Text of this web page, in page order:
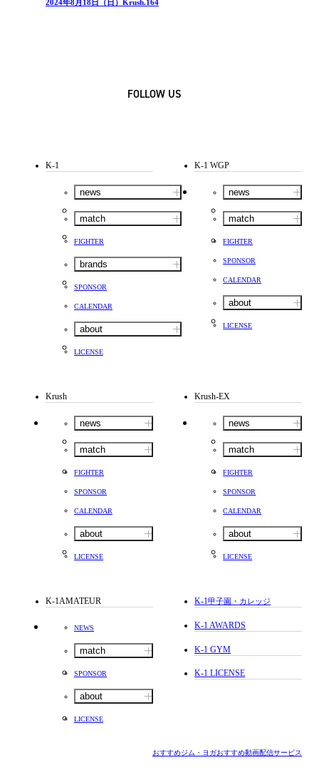
2024年8月18日（日）Krush.164
FOLLOW US
K-1
news
match
FIGHTER
brands
SPONSOR
CALENDAR
about
LICENSE
K-1 WGP
news
match
FIGHTER
SPONSOR
CALENDAR
about
LICENSE
Krush
news
match
FIGHTER
SPONSOR
CALENDAR
about
LICENSE
Krush-EX
news
match
FIGHTER
SPONSOR
CALENDAR
about
LICENSE
K-1AMATEUR
NEWS
match
SPONSOR
about
LICENSE
K-1甲子園・カレッジ
K-1 AWARDS
K-1 GYM
K-1 LICENSE
おすすめジム・ヨガおすすめ動画配信サービス